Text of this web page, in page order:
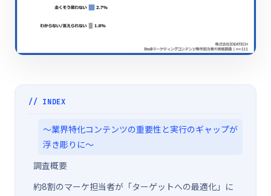
// INDEX
〜業界特化コンテンツの重要性と実行のギャップが
浮き彫りに〜
調査概要
約8割のマーケ担当者が「ターゲットへの最適化」に